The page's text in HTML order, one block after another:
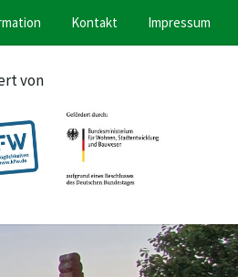
Kontakt Impressum
von